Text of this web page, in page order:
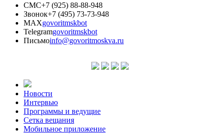
СМС+7 (925) 88-88-948
Звонок+7 (495) 73-73-948
MAXgovoritmskbot
Telegramgovoritmskbot
Письмоinfo@govoritmoskva.ru
Новости
Интервью
Программы и ведущие
Сетка вещания
Мобильное приложение